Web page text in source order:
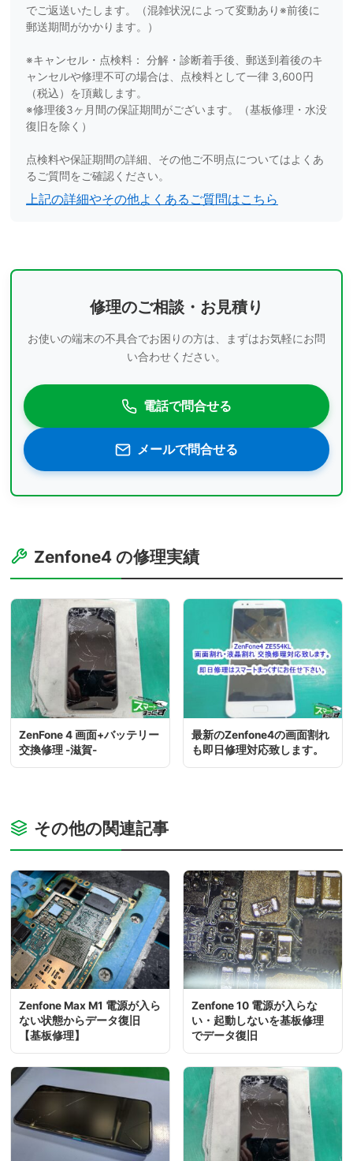
でご返送いたします。（混雑状況によって変動あり※前後に
郵送期間がかかります。）
※キャンセル・点検料： 分解・診断着手後、郵送到着後のキ
ャンセルや修理不可の場合は、点検料として一律 3,600円
（税込）を頂戴します。
※修理後3ヶ月間の保証期間がございます。（基板修理・水没
復旧を除く）
点検料や保証期間の詳細、その他ご不明点についてはよくあ
るご質問をご確認ください。
上記の詳細やその他よくあるご質問はこちら
修理のご相談・お見積り
お使いの端末の不具合でお困りの方は、まずはお気軽にお問
い合わせください。
電話で問合せる
メールで問合せる
Zenfone4 の修理実績
ZenFone 4 画面+バッテリー
交換修理 -滋賀-
最新のZenfone4の画面割れ
も即日修理対応致します。
その他の関連記事
Zenfone Max M1 電源が入ら
ない状態からデータ復旧
【基板修理】
Zenfone 10 電源が入らな
い・起動しないを基板修理
でデータ復旧